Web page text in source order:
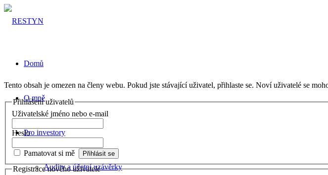
Domů
O mně
Pro investory
Audity a účetní uzávěrky
Tento obsah je omezen na členy webu. Pokud jste stávající uživatel, přihlaste se. Noví uživatelé se
Přihlášení uživatelů
Uživatelské jméno nebo e-mail
Heslo
Pamatovat si mě
Registrace nového uživatele